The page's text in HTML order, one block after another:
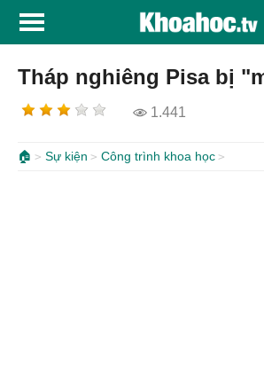
Tháp nghiêng Pisa bị
1.441
🏠 Sự kiện Công trình khoa học